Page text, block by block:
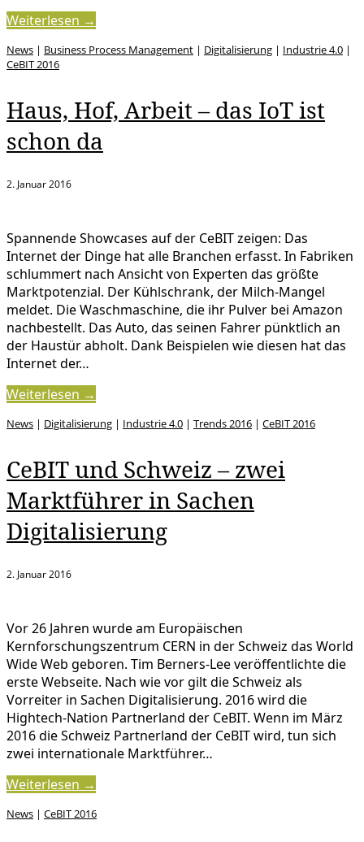
Weiterlesen →
News | Business Process Management | Digitalisierung | Industrie 4.0 |
CeBIT 2016
Haus, Hof, Arbeit – das IoT ist
schon da
2. Januar 2016
Spannende Showcases auf der CeBIT zeigen: Das
Internet der Dinge hat alle Branchen erfasst. In Fabriken
schlummert nach Ansicht von Experten das größte
Marktpotenzial. Der Kühlschrank, der Milch-Mangel
meldet. Die Waschmaschine, die ihr Pulver bei Amazon
nachbestellt. Das Auto, das seinen Fahrer pünktlich an
der Haustür abholt. Dank Beispielen wie diesen hat das
Internet der…
Weiterlesen →
News | Digitalisierung | Industrie 4.0 | Trends 2016 | CeBIT 2016
CeBIT und Schweiz – zwei
Marktführer in Sachen
Digitalisierung
2. Januar 2016
Vor 26 Jahren wurde am Europäischen
Kernforschungszentrum CERN in der Schweiz das World
Wide Web geboren. Tim Berners-Lee veröffentlichte die
erste Webseite. Nach wie vor gilt die Schweiz als
Vorreiter in Sachen Digitalisierung. 2016 wird die
Hightech-Nation Partnerland der CeBIT. Wenn im März
2016 die Schweiz Partnerland der CeBIT wird, tun sich
zwei internationale Marktführer…
Weiterlesen →
News | CeBIT 2016